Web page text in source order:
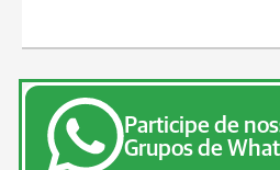
Participe de
Grupos de